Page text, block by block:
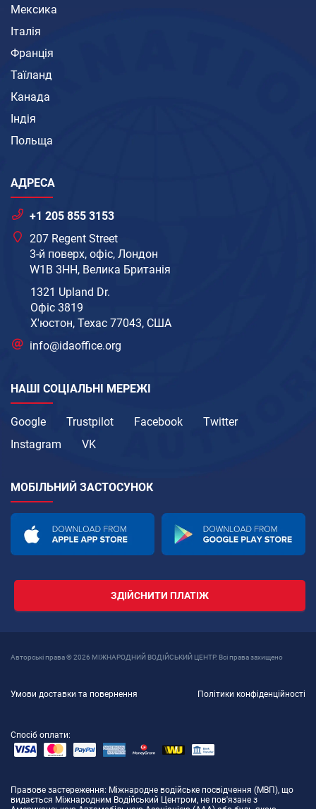
Мексика
Італія
Франція
Таїланд
Канада
Індія
Польща
АДРЕСА
+1 205 855 3153
207 Regent Street
3-й поверх, офіс, Лондон
W1B 3HH, Велика Британія
1321 Upland Dr.
Офіс 3819
Х'юстон, Техас 77043, США
info@idaoffice.org
НАШІ СОЦІАЛЬНІ МЕРЕЖІ
Google Trustpilot Facebook
Twitter
Instagram
VK
МОБІЛЬНИЙ ЗАСТОСУНОК
ЗДІЙСНИТИ ПЛАТІЖ
Авторські права © 2026 МІЖНАРОДНИЙ ВОДІЙСЬКИЙ ЦЕНТР. Всі права захищено
Умови доставки та повернення Політики конфіденційності
Спосіб оплати:
Правове застереження: Міжнародне водійське посвідчення (МВП), що
видається Міжнародним Водійський Центром, не пов'язане з